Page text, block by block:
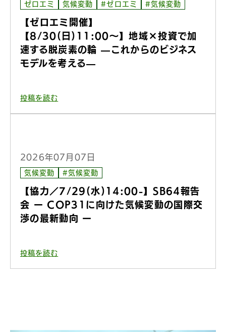
ゼロエミ 気候変動 #ゼロエミ #気候変動
【ゼロエミ開催】
【8/30(日)11:00〜】地域×投資で加
速する脱炭素の輪 —これからのビジネス
モデルを考える—
投稿を読む
2026年07月07日
気候変動 #気候変動
【協力／7/29(水)14:00-】SB64報告
会 ー COP31に向けた気候変動の国際交
渉の最新動向 ー
投稿を読む